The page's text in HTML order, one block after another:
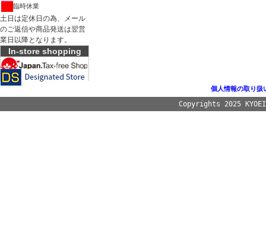
臨時休業
土日は定休日の為、メール
のご返信や商品発送は翌営
業日以降となります。
In-store shopping
個人情報の取り扱
Copyrights 2025